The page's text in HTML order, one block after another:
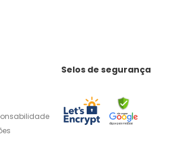
Selos de segurança